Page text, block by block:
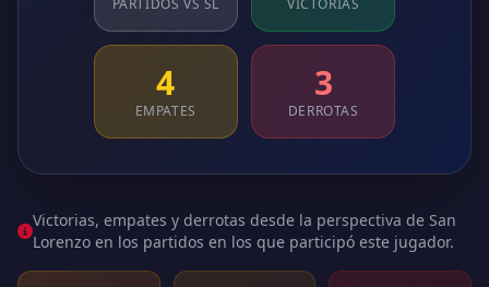
PARTIDOS VS SL VICTORIAS
4
EMPATES
3
DERROTAS
Victorias, empates y derrotas desde la perspectiva de San
Lorenzo en los partidos en los que participó este jugador.